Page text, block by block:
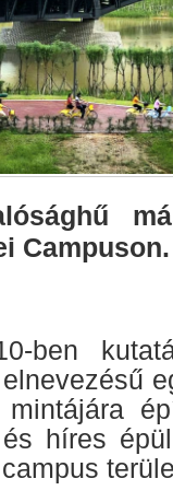
Campuson.
ben
híres